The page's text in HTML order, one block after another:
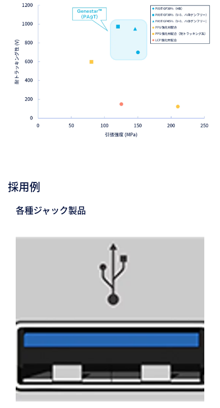
採用例
各種ジャック製品